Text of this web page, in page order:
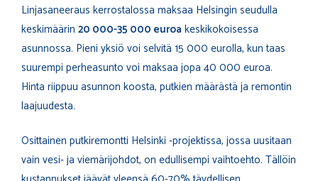
Linjasaneeraus kerrostalossa maksaa Helsingin seudulla
keskimäärin 20 000-35 000 euroa keskikokoisessa
asunnossa. Pieni yksiö voi selvitä 15 000 eurolla, kun taas
suurempi perheasunto voi maksaa jopa 40 000 euroa.
Hinta riippuu asunnon koosta, putkien määrästä ja remontin
laajuudesta.
Osittainen putkiremontti Helsinki -projektissa, jossa uusitaan
vain vesi- ja viemärijohdot, on edullisempi vaihtoehto. Tällöin